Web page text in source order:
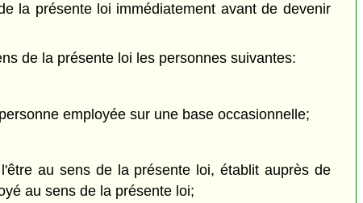
la présente loi immédiatement avant de devenir
de la présente loi les personnes suivantes:
employée sur une base occasionnelle;
au sens de la présente loi, établit auprès de
au sens de la présente loi;